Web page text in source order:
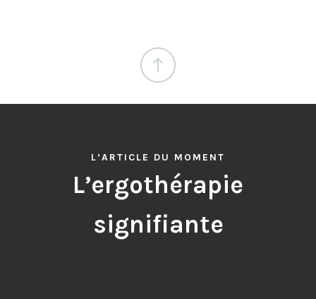
L’ARTICLE DU MOMENT
L’ergothérapie
signifiante